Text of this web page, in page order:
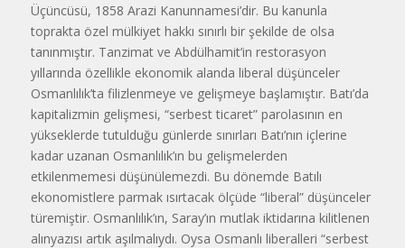
Üçüncüsü, 1858 Arazi Kanunnamesi’dir. Bu kanunla
toprakta özel mülkiyet hakkı sınırlı bir şekilde de olsa
tanınmıştır. Tanzimat ve Abdülhamit’in restorasyon
yıllarında özellikle ekonomik alanda liberal düşünceler
Osmanlılık’ta filizlenmeye ve gelişmeye başlamıştır. Batı’da
kapitalizmin gelişme­si, “serbest ticaret” parolasının en
yükseklerde tutulduğu günlerde sınırları Batı’nın içlerine
kadar uzanan Osmanlılık’ın bu gelişmelerden
etkilenmemesi düşünülemezdi. Bu dönemde Batılı
ekonomistlere parmak ısırtacak ölçüde “liberal” düşünceler
türemiştir. Osmanlılık’ın, Saray’ın mutlak iktidarına kilitle­nen
alınyazısı artık aşılmalıydı. Oysa Osmanlı liberalleri “serbest